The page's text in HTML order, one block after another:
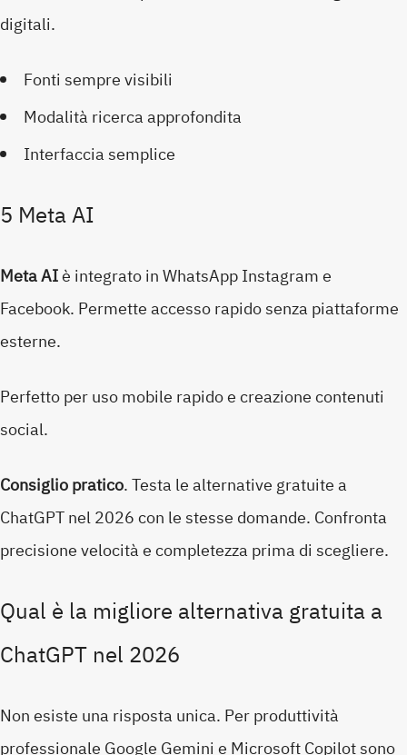
digitali.
Fonti sempre visibili
Modalità ricerca approfondita
Interfaccia semplice
5 Meta AI
Meta AIè integrato in WhatsApp Instagram e
Facebook. Permette accesso rapido senza piattaforme
esterne.
Perfetto per uso mobile rapido e creazione contenuti
social.
Consiglio pratico. Testa le alternative gratuite a
ChatGPT nel 2026 con le stesse domande. Confronta
precisione velocità e completezza prima di scegliere.
Qual è la migliore alternativa gratuita a
ChatGPT nel 2026
Non esiste una risposta unica. Per produttività
professionale Google Gemini e Microsoft Copilot sono